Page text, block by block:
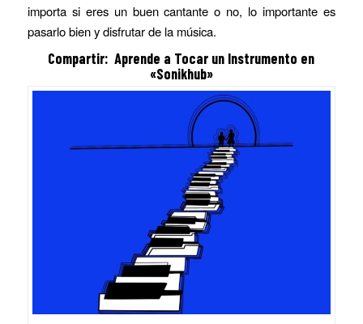
importa si eres un buen cantante o no, lo importante es
pasarlo bien y disfrutar de la música.
Compartir: Aprende a Tocar un Instrumento en
«Sonikhub»